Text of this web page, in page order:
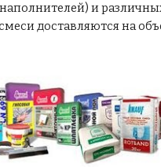
и
доставляются на